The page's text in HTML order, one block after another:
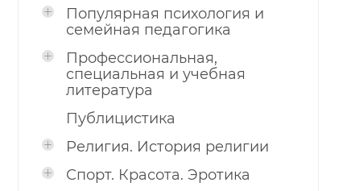
Популярная психология и
семейная педагогика
Профессиональная,
специальная и учебная
литература
Публицистика
Религия. История религии
Спорт. Красота. Эротика